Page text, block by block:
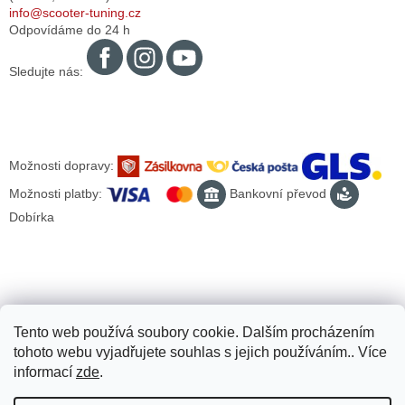
Tento web používá soubory cookie. Dalším procházením
tohoto webu vyjadřujete souhlas s jejich používáním.. Více
informací zde.
info@scooter-tuning.cz
Odpovídáme do 24 h
Sledujte nás:
Možnosti dopravy:
Možnosti platby:
Bankovní převod
Dobírka